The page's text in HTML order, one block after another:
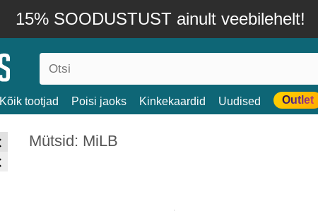
15% SOODUSTUST ainult veebilehelt!
Kõik tootjad Poisi jaoks Kinkekaardid Uudised Outlet
Mütsid: MiLB